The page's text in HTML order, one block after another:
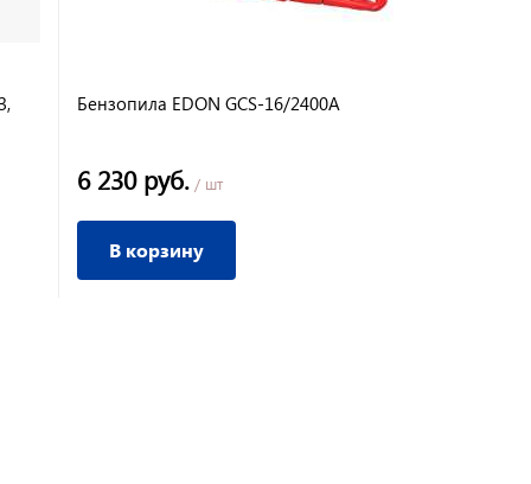
Бензопила EDON GCS-16/2400A
6 230 руб. / шт
В корзину